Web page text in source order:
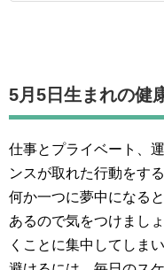
5月5日生まれの健
仕事とプライベート、
ンスが取れた行動をす
何か一つに夢中になる
あるので気をつけまし
くことに集中してしま